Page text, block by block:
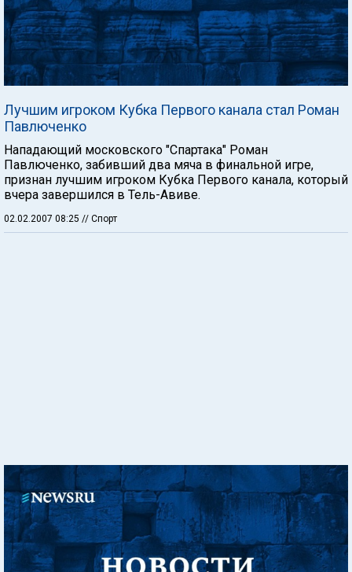
Лучшим игроком Кубка Первого канала стал Роман
Павлюченко
Нападающий московского "Спартака" Роман
Павлюченко, забивший два мяча в финальной игре,
признан лучшим игроком Кубка Первого канала, который
вчера завершился в Тель-Авиве.
02.02.2007 08:25 // Спорт